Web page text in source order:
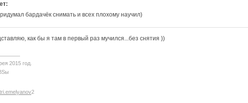
бардачёк снимать и всех плохому научил)
как бы я там в первый раз мучился...без снятия ))
2015 год.
2